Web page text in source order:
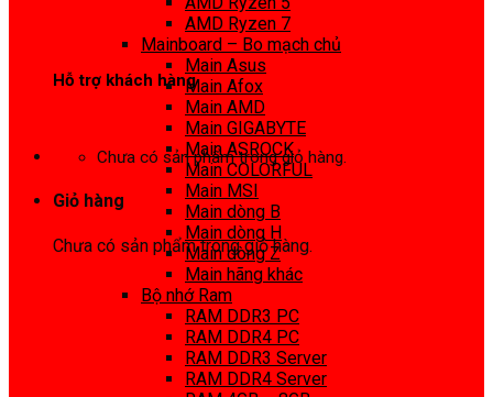
Hỗ trợ khách hàng
Chưa có sản phẩm trong giỏ hàng.
Giỏ hàng
Chưa có sản phẩm trong giỏ hàng.
AMD Ryzen 7
Mainboard – Bo mạch chủ
Main Asus
Main Afox
Main AMD
Main GIGABYTE
Main ASROCK
Main COLORFUL
Main MSI
Main dòng B
Main dòng H
Main dòng Z
Main hãng khác
Bộ nhớ Ram
RAM DDR3 PC
RAM DDR4 PC
RAM DDR3 Server
RAM DDR4 Server